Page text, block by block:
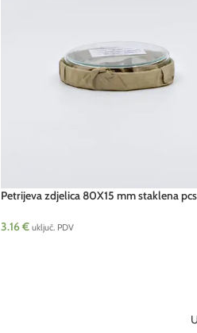
Petrijeva zdjelica 80X15 mm staklena pcs
3.16€ uključ. PDV